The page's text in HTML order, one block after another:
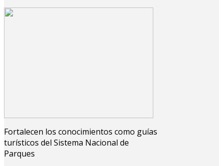
Fortalecen los conocimientos como guías
turísticos del Sistema Nacional de
Parques